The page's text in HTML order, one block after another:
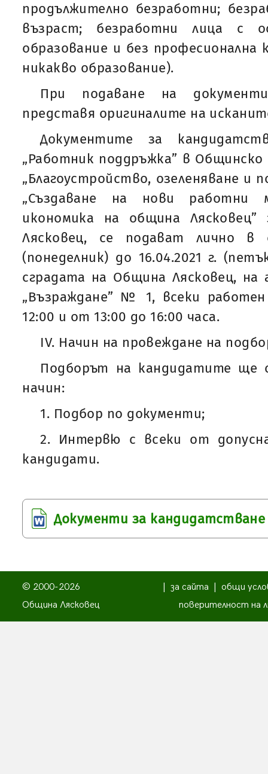
продължително безработни;
възраст; безработни лица с
образование и без професионална
никакво образование).
При подаване на
представя оригиналите на
Документите за
„Работник поддръжка” в
„Благоустройство, озеленяване и
„Създаване на нови работни
икономика на община
Лясковец, се подават лично в
(понеделник) до 16.04.2021 г.
сградата на Община Лясковец, на
„Възраждане” № 1, всеки
12:00 и от 13:00 до 16:00 часа.
IV. Начин на провеждане на
Подборът на кандидатите ще
начин:
1. Подбор по документи;
2. Интервю с всеки от
кандидати.
Документи за кандидатстване
© 2000-2026
Община Лясковец
за сайта
общи
поверителност на